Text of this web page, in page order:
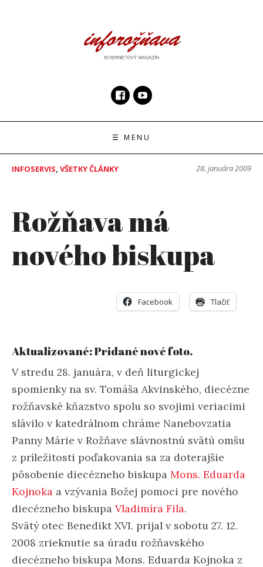
☰ MENU
INFOSERVIS, VŠETKY ČLÁNKY 28. januára 2009
Rožňava má
nového biskupa
Facebook Tlačiť
Aktualizované: Pridané nové foto.
V stredu 28. januára, v deň liturgickej
spomienky na sv. Tomáša Akvinského, diecézne
rožňavské kňazstvo spolu so svojimi veriacimi
slávilo v katedrálnom chráme Nanebovzatia
Panny Márie v Rožňave slávnostnú svätú omšu
z príležitosti poďakovania sa za doterajšie
pôsobenie diecézneho biskupa Mons. Eduarda
Kojnoka a vzývania Božej pomoci pre nového
diecézneho biskupa Vladimíra Fila.
Svätý otec Benedikt XVI. prijal v sobotu 27. 12.
2008 zrieknutie sa úradu rožňavského
diecézneho biskupa Mons. Eduarda Kojnoka z